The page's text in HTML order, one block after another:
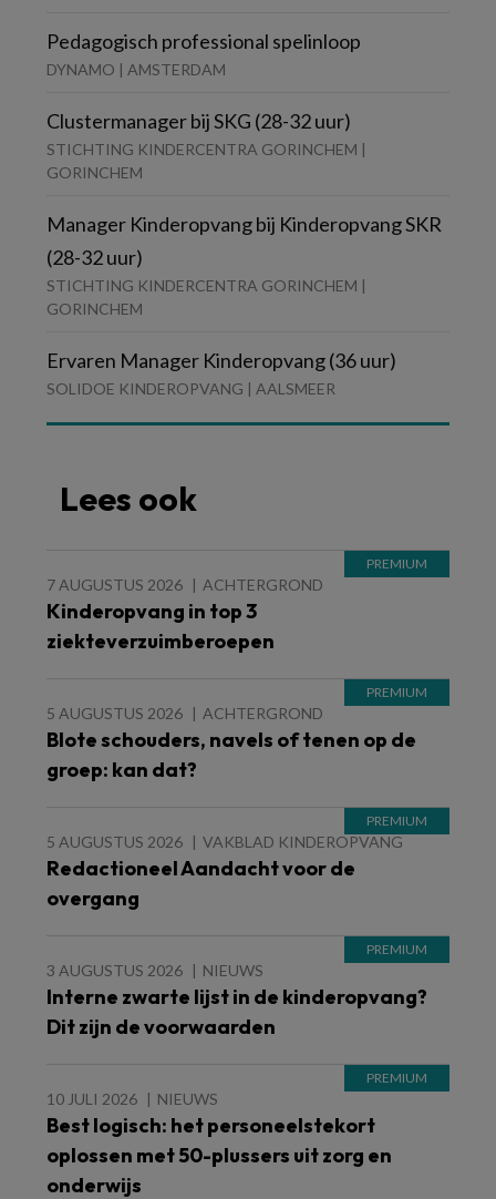
Pedagogisch professional spelinloop
DYNAMO | AMSTERDAM
Clustermanager bij SKG (28-32 uur)
STICHTING KINDERCENTRA GORINCHEM |
GORINCHEM
Manager Kinderopvang bij Kinderopvang SKR
(28-32 uur)
STICHTING KINDERCENTRA GORINCHEM |
GORINCHEM
Ervaren Manager Kinderopvang (36 uur)
SOLIDOE KINDEROPVANG | AALSMEER
Lees ook
7 AUGUSTUS 2026 ACHTERGROND
Kinderopvang in top 3
ziekteverzuimberoepen
5 AUGUSTUS 2026 ACHTERGROND
Blote schouders, navels of tenen op de
groep: kan dat?
5 AUGUSTUS 2026 VAKBLAD KINDEROPVANG
Redactioneel Aandacht voor de
overgang
3 AUGUSTUS 2026 NIEUWS
Interne zwarte lijst in de kinderopvang?
Dit zijn de voorwaarden
10 JULI 2026 NIEUWS
Best logisch: het personeelstekort
oplossen met 50-plussers uit zorg en
onderwijs